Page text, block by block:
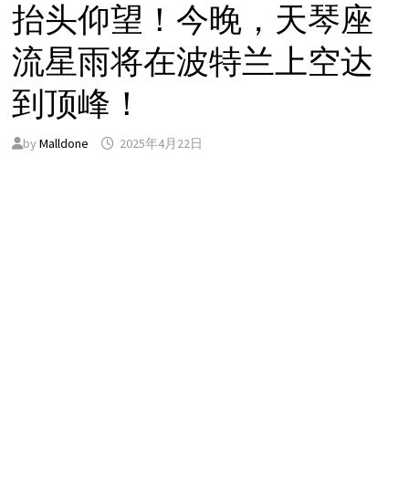
抬头仰望！今晚，天琴座
流星雨将在波特兰上空达
到顶峰！
by Malldone 2025年4月22日